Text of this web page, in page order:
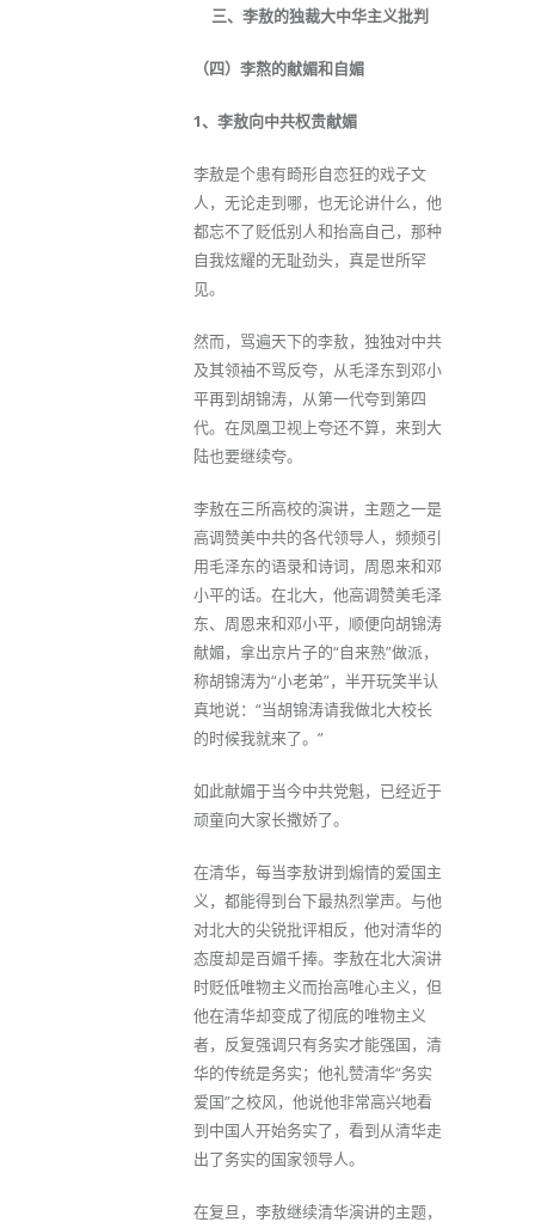
三、李敖的独裁大中华主义批判
（四）李熬的献媚和自媚
1、李敖向中共权贵献媚
李敖是个患有畸形自恋狂的戏子文
人，无论走到哪，也无论讲什么，他
都忘不了贬低别人和抬高自己，那种
自我炫耀的无耻劲头，真是世所罕
见。
然而，骂遍天下的李敖，独独对中共
及其领袖不骂反夸，从毛泽东到邓小
平再到胡锦涛，从第一代夸到第四
代。在凤凰卫视上夸还不算，来到大
陆也要继续夸。
李敖在三所高校的演讲，主题之一是
高调赞美中共的各代领导人，频频引
用毛泽东的语录和诗词，周恩来和邓
小平的话。在北大，他高调赞美毛泽
东、周恩来和邓小平，顺便向胡锦涛
献媚，拿出京片子的“自来熟”做派，
称胡锦涛为“小老弟”，半开玩笑半认
真地说：“当胡锦涛请我做北大校长
的时候我就来了。”
如此献媚于当今中共党魁，已经近于
顽童向大家长撒娇了。
在清华，每当李敖讲到煽情的爱国主
义，都能得到台下最热烈掌声。与他
对北大的尖锐批评相反，他对清华的
态度却是百媚千捧。李敖在北大演讲
时贬低唯物主义而抬高唯心主义，但
他在清华却变成了彻底的唯物主义
者，反复强调只有务实才能强国，清
华的传统是务实；他礼赞清华“务实
爱国”之校风，他说他非常高兴地看
到中国人开始务实了，看到从清华走
出了务实的国家领导人。
在复旦，李敖继续清华演讲的主题，